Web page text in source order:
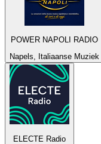
POWER NAPOLI RADIO
Napels, Italiaanse Muziek
ELECTE Radio